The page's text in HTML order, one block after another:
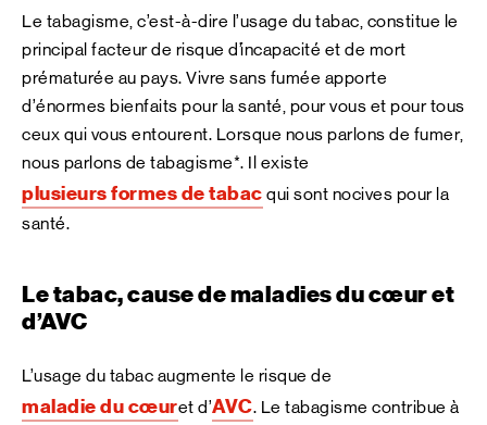
Le tabagisme, c’est-à-dire l’usage du tabac, constitue le
principal facteur de risque d’incapacité et de mort
prématurée au pays. Vivre sans fumée apporte
d’énormes bienfaits pour la santé, pour vous et pour tous
ceux qui vous entourent. Lorsque nous parlons de fumer,
nous parlons de tabagisme*. Il existe
plusieurs formes de tabac qui sont nocives pour la
santé.
Le tabac, cause de maladies du cœur et
d’AVC
L’usage du tabac augmente le risque de
maladie du cœuret d’AVC. Le tabagisme contribue à